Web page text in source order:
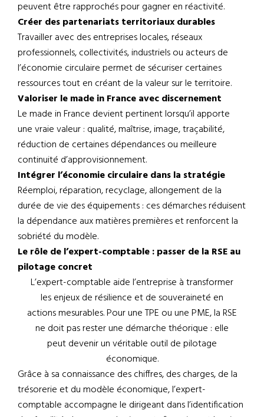
peuvent être rapprochés pour gagner en réactivité.
Créer des partenariats territoriaux durables
Travailler avec des entreprises locales, réseaux
professionnels, collectivités, industriels ou acteurs de
l’économie circulaire permet de sécuriser certaines
ressources tout en créant de la valeur sur le territoire.
Valoriser le made in France avec discernement
Le made in France devient pertinent lorsqu’il apporte
une vraie valeur : qualité, maîtrise, image, traçabilité,
réduction de certaines dépendances ou meilleure
continuité d’approvisionnement.
Intégrer l’économie circulaire dans la stratégie
Réemploi, réparation, recyclage, allongement de la
durée de vie des équipements : ces démarches réduisent
la dépendance aux matières premières et renforcent la
sobriété du modèle.
Le rôle de l’expert-comptable : passer de la RSE au
pilotage concret
L’expert-comptable aide l’entreprise à transformer
les enjeux de résilience et de souveraineté en
actions mesurables. Pour une TPE ou une PME, la RSE
ne doit pas rester une démarche théorique : elle
peut devenir un véritable outil de pilotage
économique.
Grâce à sa connaissance des chiffres, des charges, de la
trésorerie et du modèle économique, l’expert-
comptable accompagne le dirigeant dans l’identification